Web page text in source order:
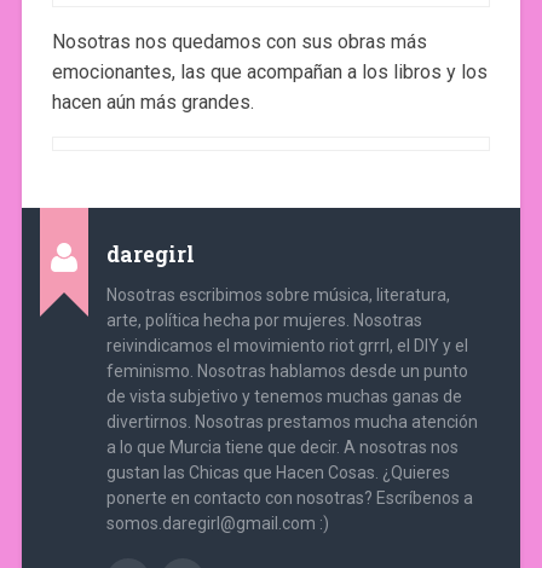
Nosotras nos quedamos con sus obras más
emocionantes, las que acompañan a los libros y los
hacen aún más grandes.
daregirl
Nosotras escribimos sobre música, literatura,
arte, política hecha por mujeres. Nosotras
reivindicamos el movimiento riot grrrl, el DIY y el
feminismo. Nosotras hablamos desde un punto
de vista subjetivo y tenemos muchas ganas de
divertirnos. Nosotras prestamos mucha atención
a lo que Murcia tiene que decir. A nosotras nos
gustan las Chicas que Hacen Cosas. ¿Quieres
ponerte en contacto con nosotras? Escríbenos a
somos.daregirl@gmail.com :)